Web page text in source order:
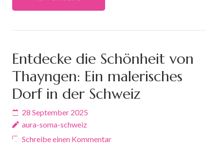
Entdecke die Schönheit von
Thayngen: Ein malerisches
Dorf in der Schweiz
28 September 2025
aura-soma-schweiz
Schreibe einen Kommentar